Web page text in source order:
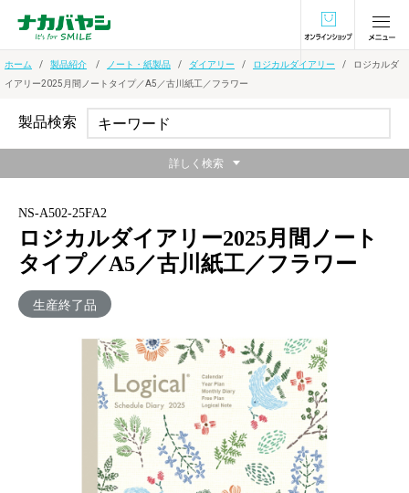
オンラインショ
ホーム 製品紹介 ノート・紙製品 ダイアリー ロジカルダイアリー
ロジカルダ
イアリー2025月間ノートタイプ／A5／古川紙工／フラワー
NS-A502-25FA2
ロジカルダイアリー2025月間ノート
タイプ／A5／古川紙工／フラワー
生産終了品
ロジカルノートタイプのスケジュール帳（月間ブ
製品検索
詳しく検索